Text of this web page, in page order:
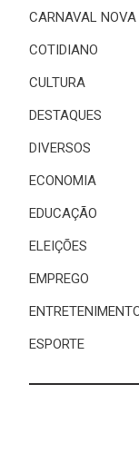
CARNAVAL NOVA
COTIDIANO
CULTURA
DESTAQUES
DIVERSOS
ECONOMIA
EDUCAÇÃO
ELEIÇÕES
EMPREGO
ESPORTE